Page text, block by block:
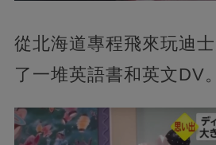
從北海道專程飛來玩迪
了一堆英語書和英文DV。